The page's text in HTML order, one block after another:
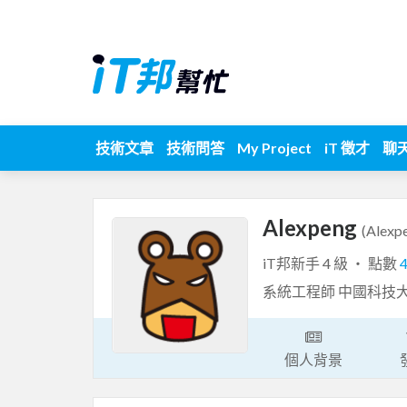
技術文章 技術問答 My Project iT 徵才 聊
Alexpeng
iT邦新手 4 級 ‧ 點數
系統工程師 中國科技
個人背景